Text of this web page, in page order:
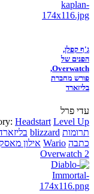
ג'ף קפלן,
הפנים של
Overwatch,
פורש מחברת
בליזארד
עדי פרל
Headstart Level Up
תרומות blizzard
כתבה Wario אילון מאסק
Overwatch 2